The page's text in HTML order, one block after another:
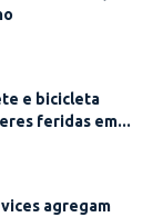
e bicicleta
feridas em...
agregam